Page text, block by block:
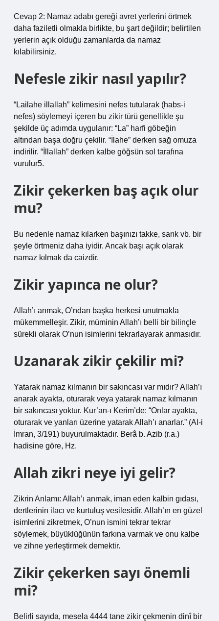
Cevap 2: Namaz adabı gereği avret yerlerini örtmek
daha faziletli olmakla birlikte, bu şart değildir; belirtilen
yerlerin açık olduğu zamanlarda da namaz
kılabilirsiniz.
Nefesle zikir nasıl yapılır?
“Lailahe illallah” kelimesini nefes tutularak (habs-i
nefes) söylemeyi içeren bu zikir türü genellikle şu
şekilde üç adımda uygulanır: “La” harfi göbeğin
altından başa doğru çekilir. “İlahe” derken sağ omuza
indirilir. “İllallah” derken kalbe göğsün sol tarafına
vurulur5.
Zikir çekerken baş açık olur
mu?
Bu nedenle namaz kılarken başınızı takke, sarık vb. bir
şeyle örtmeniz daha iyidir. Ancak başı açık olarak
namaz kılmak da caizdir.
Zikir yapınca ne olur?
Allah’ı anmak, O’ndan başka herkesi unutmakla
mükemmelleşir. Zikir, müminin Allah’ı belli bir bilinçle
sürekli olarak O’nun isimlerini tekrarlayarak anmasıdır.
Uzanarak zikir çekilir mi?
Yatarak namaz kılmanın bir sakıncası var mıdır? Allah’ı
anarak ayakta, oturarak veya yatarak namaz kılmanın
bir sakıncası yoktur. Kur’an-ı Kerim’de: “Onlar ayakta,
oturarak ve yanları üzerine yatarak Allah’ı anarlar.” (Al-i
İmran, 3/191) buyurulmaktadır. Berâ b. Azib (r.a.)
hadisine göre, Hz.
Allah zikri neye iyi gelir?
Zikrin Anlamı: Allah’ı anmak, iman eden kalbin gıdası,
dertlerinin ilacı ve kurtuluş vesilesidir. Allah’ın en güzel
isimlerini zikretmek, O’nun ismini tekrar tekrar
söylemek, büyüklüğünün farkına varmak ve onu kalbe
ve zihne yerleştirmek demektir.
Zikir çekerken sayı önemli
mi?
Belirli sayıda, mesela 4444 tane zikir çekmenin dinî bir